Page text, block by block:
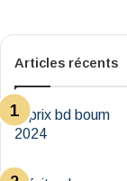
Articles récents